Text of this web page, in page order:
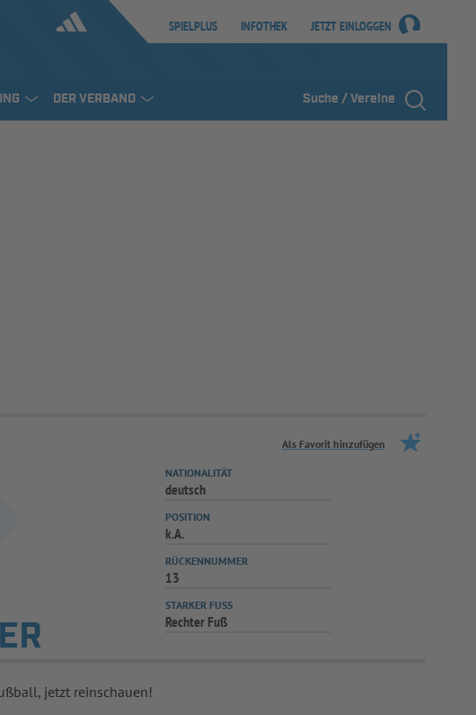
SPIELPLUS INFOTHEK JETZT EINLOGGEN
DER VERBAND Suche / Vereine
Als Favorit hinzufügen
NATIONALITÄT
deutsch
POSITION
k.A.
RÜCKENNUMMER
13
STARKER FUSS
Rechter Fuß
jetzt reinschauen!